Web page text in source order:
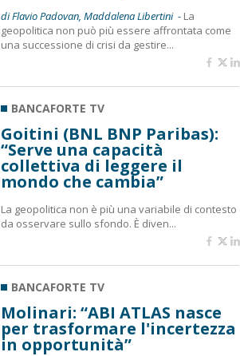
di Flavio Padovan, Maddalena Libertini - La
geopolitica non può più essere affrontata come
una successione di crisi da gestire...
BANCAFORTE TV
Goitini (BNL BNP Paribas):
“Serve una capacità
collettiva di leggere il
mondo che cambia”
La geopolitica non è più una variabile di contesto
da osservare sullo sfondo. È diven...
BANCAFORTE TV
Molinari: “ABI ATLAS nasce
per trasformare l'incertezza
in opportunità”